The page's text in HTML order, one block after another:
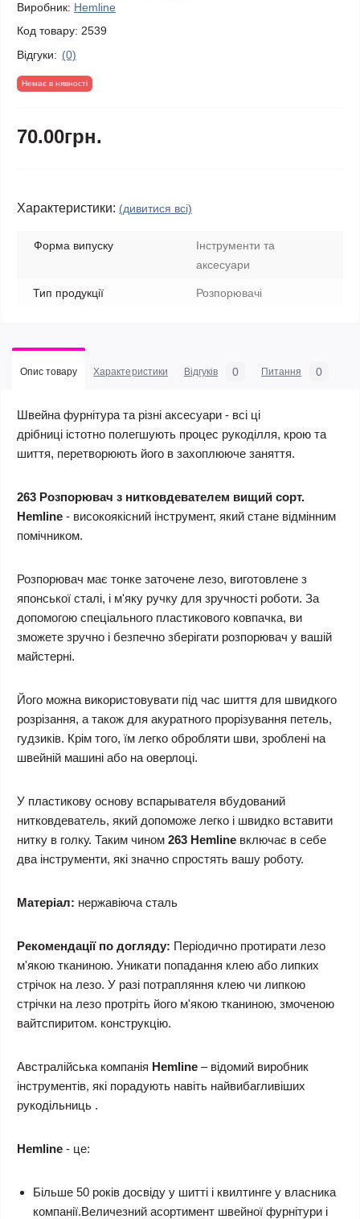
Виробник: Hemline
Код товару: 2539
Відгуки: (0)
Немає в нявності
70.00грн.
Характеристики: (дивитися всі)
Форма випуску
Інструменти та
аксесуари
Тип продукції Розпорювачі
Опис товару Характеристики Відгуків 0 Питання 0
Швейна фурнітура та різні аксесуари - всі ці
дрібниці істотно полегшують процес рукоділля, крою та
шиття, перетворюють його в захоплююче заняття.
263 Розпорювач з нитковдевателем вищий сорт.
Hemline - високоякісний інструмент, який стане відмінним
помічником.
Розпорювач має тонке заточене лезо, виготовлене з
японської сталі, і м'яку ручку для зручності роботи. За
допомогою спеціального пластикового ковпачка, ви
зможете зручно і безпечно зберігати розпорювач у вашій
майстерні.
Його можна використовувати під час шиття для швидкого
розрізання, а також для акуратного прорізування петель,
гудзиків. Крім того, їм легко обробляти шви, зроблені на
швейній машині або на оверлоці.
У пластикову основу вспарывателя вбудований
нитковдеватель, який допоможе легко і швидко вставити
нитку в голку. Таким чином 263 Hemline включає в себе
два інструменти, які значно спростять вашу роботу.
Матеріал: нержавіюча сталь
Рекомендації по догляду: Періодично протирати лезо
м'якою тканиною. Уникати попадання клею або липких
стрічок на лезо. У разі потрапляння клею чи липкою
стрічки на лезо протріть його м'якою тканиною, змоченою
вайтспиритом. конструкцію.
Австралійська компанія Hemline – відомий виробник
інструментів, які порадують навіть найвибагливіших
рукодільниць .
Hemline - це:
Більше 50 років досвіду у шитті і квилтинге у власника
компанії.Величезний асортимент швейної фурнітури і